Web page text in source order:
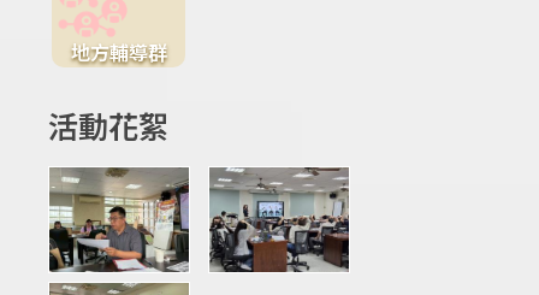
地方輔導群
活動花絮